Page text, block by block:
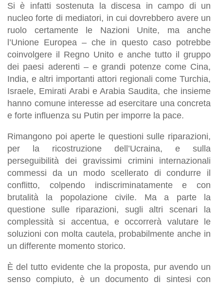
Si è infatti sostenuta la discesa in campo di un
nucleo forte di mediatori, in cui dovrebbero avere un
ruolo certamente le Nazioni Unite, ma anche
l’Unione Europea – che in questo caso potrebbe
coinvolgere il Regno Unito e anche tutto il gruppo
dei paesi aderenti – e grandi potenze come Cina,
India, e altri importanti attori regionali come Turchia,
Israele, Emirati Arabi e Arabia Saudita, che insieme
hanno comune interesse ad esercitare una concreta
e forte influenza su Putin per imporre la pace.
Rimangono poi aperte le questioni sulle riparazioni,
per la ricostruzione dell’Ucraina, e sulla
perseguibilità dei gravissimi crimini internazionali
commessi da un modo scellerato di condurre il
conflitto, colpendo indiscriminatamente e con
brutalità la popolazione civile. Ma a parte la
questione sulle riparazioni, sugli altri scenari la
complessità si accentua, e occorrerà valutare le
soluzioni con molta cautela, probabilmente anche in
un differente momento storico.
È del tutto evidente che la proposta, pur avendo un
senso compiuto, è un documento di sintesi con